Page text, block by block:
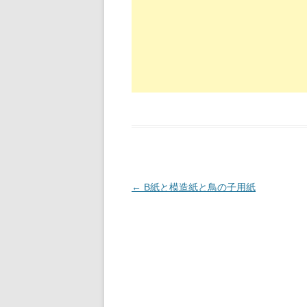
投稿ナビゲーション
← B紙と模造紙と鳥の子用紙